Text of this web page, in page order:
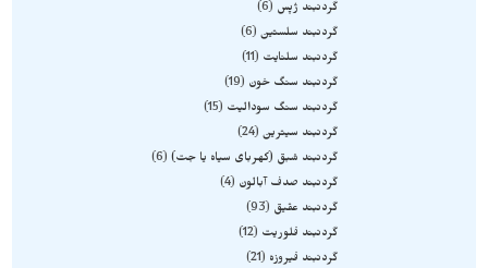
گردنبند ژپس
6
گردنبند سلستین 6
گردنبند سلنایت
11
گردنبند سنگ خون
19
گردنبند سنگ سودالیت
15
گردنبند سیترین 24
گردنبند شبق (کهربای سیاه یا جت) 6
گردنبند صدف آبالون
4
گردنبند عقیق
93
گردنبند فلوریت
12
گردنبند فیروزه
21